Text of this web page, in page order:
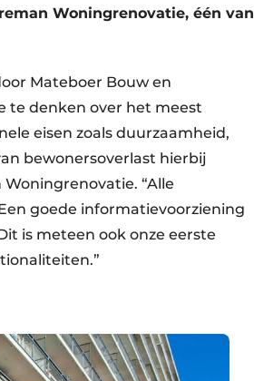
Woningrenovatie, één van
Mateboer Bouw en
te denken over het meest
eisen zoals duurzaamheid,
bewonersoverlast hierbij
“Alle
goede informatievoorziening
is meteen ook onze eerste